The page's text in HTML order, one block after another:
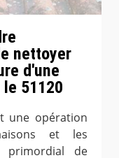
nettoyer
d'une
51120
une opération
et les
primordial de